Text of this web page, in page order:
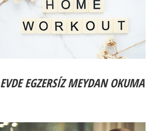
EVDE EGZERSÍZ MEYDAN OKUMA